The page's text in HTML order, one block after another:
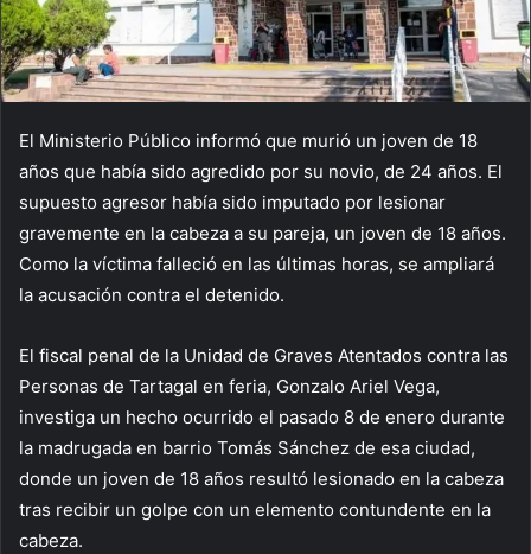
El Ministerio Público informó que murió un joven de 18
años que había sido agredido por su novio, de 24 años. El
supuesto agresor había sido imputado por lesionar
gravemente en la cabeza a su pareja, un joven de 18 años.
Como la víctima falleció en las últimas horas, se ampliará
la acusación contra el detenido.
El fiscal penal de la Unidad de Graves Atentados contra las
Personas de Tartagal en feria, Gonzalo Ariel Vega,
investiga un hecho ocurrido el pasado 8 de enero durante
la madrugada en barrio Tomás Sánchez de esa ciudad,
donde un joven de 18 años resultó lesionado en la cabeza
tras recibir un golpe con un elemento contundente en la
cabeza.